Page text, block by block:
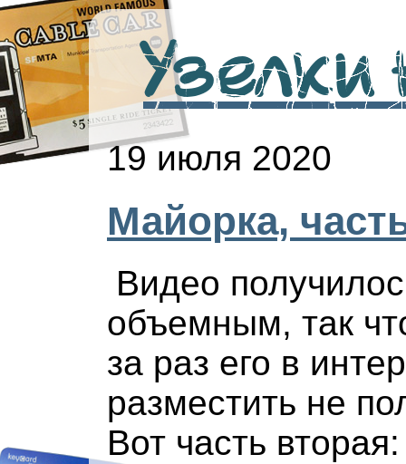
Узелки
19 июля 2020
Майорка,
Видео
объемным, так
за раз его в
разместить не
Вот часть вторая: